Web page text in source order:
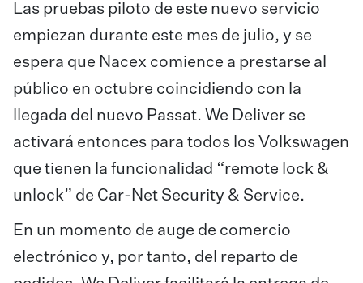
Las pruebas piloto de este nuevo servicio
empiezan durante este mes de julio, y se
espera que Nacex comience a prestarse al
público en octubre coincidiendo con la
llegada del nuevo Passat. We Deliver se
activará entonces para todos los Volkswagen
que tienen la funcionalidad “remote lock &
unlock” de Car-Net Security & Service.
En un momento de auge de comercio
electrónico y, por tanto, del reparto de